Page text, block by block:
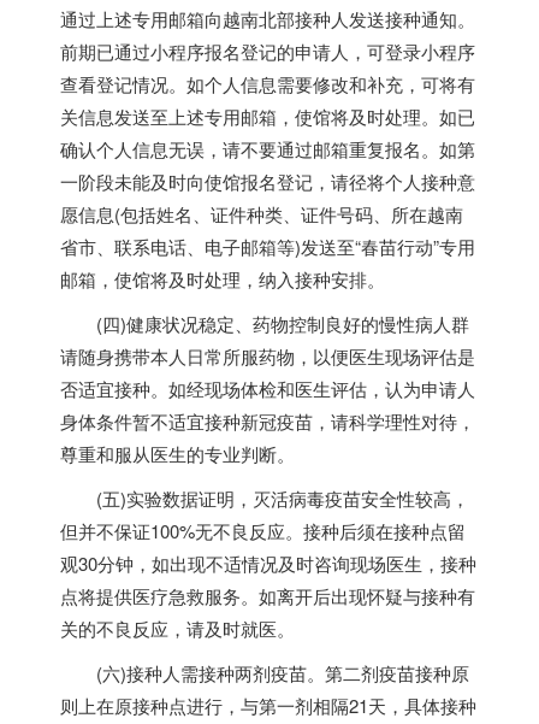
通过上述专用邮箱向越南北部接种人发送接种通知。
前期已通过小程序报名登记的申请人，可登录小程序
查看登记情况。如个人信息需要修改和补充，可将有
关信息发送至上述专用邮箱，使馆将及时处理。如已
确认个人信息无误，请不要通过邮箱重复报名。如第
一阶段未能及时向使馆报名登记，请径将个人接种意
愿信息(包括姓名、证件种类、证件号码、所在越南
省市、联系电话、电子邮箱等)发送至“春苗行动”专用
邮箱，使馆将及时处理，纳入接种安排。
(四)健康状况稳定、药物控制良好的慢性病人群
请随身携带本人日常所服药物，以便医生现场评估是
否适宜接种。如经现场体检和医生评估，认为申请人
身体条件暂不适宜接种新冠疫苗，请科学理性对待，
尊重和服从医生的专业判断。
(五)实验数据证明，灭活病毒疫苗安全性较高，
但并不保证100%无不良反应。接种后须在接种点留
观30分钟，如出现不适情况及时咨询现场医生，接种
点将提供医疗急救服务。如离开后出现怀疑与接种有
关的不良反应，请及时就医。
(六)接种人需接种两剂疫苗。第二剂疫苗接种原
则上在原接种点进行，与第一剂相隔21天，具体接种